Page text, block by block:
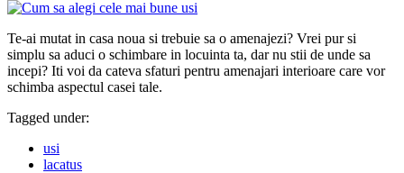
Te-ai mutat in casa noua si trebuie sa o amenajezi? Vrei pur si
simplu sa aduci o schimbare in locuinta ta, dar nu stii de unde sa
incepi? Iti voi da cateva sfaturi pentru amenajari interioare care vor
schimba aspectul casei tale.
Tagged under:
usi
lacatus